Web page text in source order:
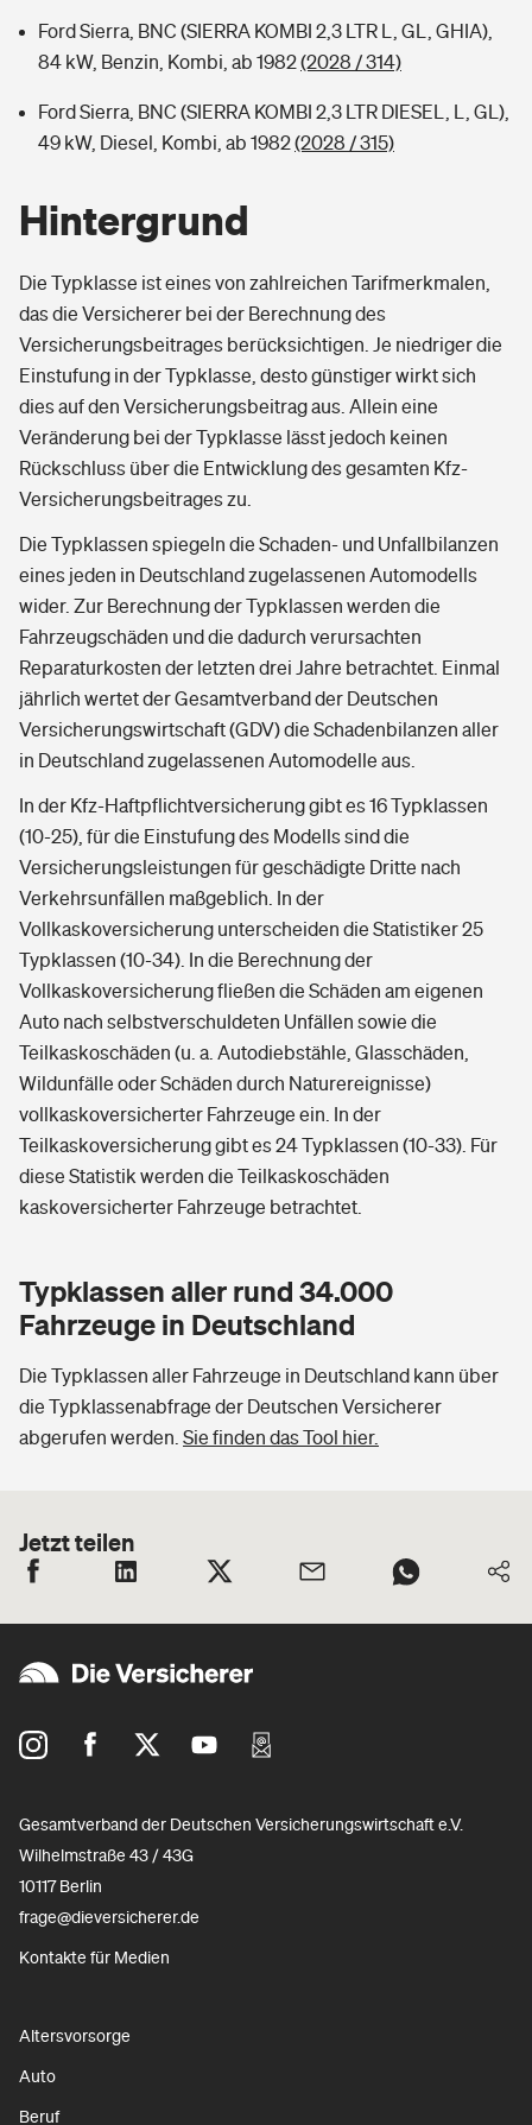
Ford Sierra, BNC (SIERRA KOMBI 2,3 LTR L, GL, GHIA),
84 kW, Benzin, Kombi, ab 1982(2028 / 314)
Ford Sierra, BNC (SIERRA KOMBI 2,3 LTR DIESEL, L, GL),
49 kW, Diesel, Kombi, ab 1982(2028 / 315)
Hintergrund
Die Typklasse ist eines von zahlreichen Tarifmerkmalen,
das die Versicherer bei der Berechnung des
Versicherungsbeitrages berücksichtigen. Je niedriger die
Einstufung in der Typklasse, desto günstiger wirkt sich
dies auf den Versicherungsbeitrag aus. Allein eine
Veränderung bei der Typklasse lässt jedoch keinen
Rückschluss über die Entwicklung des gesamten Kfz-
Versicherungsbeitrages zu.
Die Typklassen spiegeln die Schaden- und Unfallbilanzen
eines jeden in Deutschland zugelassenen Automodells
wider. Zur Berechnung der Typklassen werden die
Fahrzeugschäden und die dadurch verursachten
Reparaturkosten der letzten drei Jahre betrachtet. Einmal
jährlich wertet der Gesamtverband der Deutschen
Versicherungswirtschaft (GDV) die Schadenbilanzen aller
in Deutschland zugelassenen Automodelle aus.
In der Kfz-Haftpflichtversicherung gibt es 16 Typklassen
(10-25), für die Einstufung des Modells sind die
Versicherungsleistungen für geschädigte Dritte nach
Verkehrsunfällen maßgeblich. In der
Vollkaskoversicherung unterscheiden die Statistiker 25
Typklassen (10-34). In die Berechnung der
Vollkaskoversicherung fließen die Schäden am eigenen
Auto nach selbstverschuldeten Unfällen sowie die
Teilkaskoschäden (u. a. Autodiebstähle, Glasschäden,
Wildunfälle oder Schäden durch Naturereignisse)
vollkaskoversicherter Fahrzeuge ein. In der
Teilkaskoversicherung gibt es 24 Typklassen (10-33). Für
diese Statistik werden die Teilkaskoschäden
kaskoversicherter Fahrzeuge betrachtet.
Typklassen aller rund 34.000
Fahrzeuge in Deutschland
Die Typklassen aller Fahrzeuge in Deutschland kann über
die Typklassenabfrage der Deutschen Versicherer
abgerufen werden. Sie finden das Tool hier.
Jetzt teilen
Gesamtverband der Deutschen Versicherungswirtschaft e.V.
Wilhelmstraße 43 / 43G
10117 Berlin
frage@dieversicherer.de
Kontakte für Medien
Altersvorsorge
Auto
Beruf